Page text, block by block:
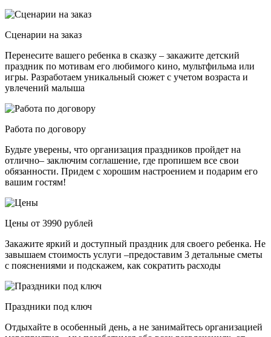
Сценарии на заказ
Перенесите вашего ребенка в сказку – закажите детский
праздник по мотивам его любимого кино, мультфильма или
игры. Разработаем уникальный сюжет с учетом возраста и
увлечений малыша
Работа по договору
Будьте уверены, что организация праздников пройдет на
отлично– заключим соглашение, где пропишем все свои
обязанности. Придем с хорошим настроением и подарим его
вашим гостям!
Цены от 3990 рублей
Закажите яркий и доступный праздник для своего ребенка. Не
завышаем стоимость услуги –предоставим 3 детальные сметы
с пояснениями и подскажем, как сократить расходы
Праздники под ключ
Отдыхайте в особенный день, а не занимайтесь организацией